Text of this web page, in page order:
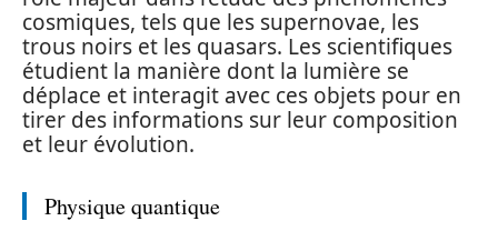
cosmiques, tels que les supernovae, les
trous noirs et les quasars. Les scientifiques
étudient la manière dont la lumière se
déplace et interagit avec ces objets pour en
tirer des informations sur leur composition
et leur évolution.
Physique quantique